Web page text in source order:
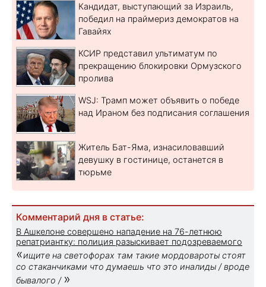
Кандидат, выступающий за Израиль,
победил на праймериз демократов на
Гавайях
КСИР представил ультиматум по
прекращению блокировки Ормузского
пролива
WSJ: Трамп может объявить о победе
над Ираном без подписания соглашения
Житель Бат-Яма, изнасиловавший
девушку в гостинице, останется в
тюрьме
Комментарий дня в статье:
В Ашкелоне совершено нападение на 76-летнюю
репатриантку: полиция разыскивает подозреваемого
«ищите на светофорах там такие мордовароты стоят
со стаканчиками что думаешь что это иналиды / вроде
бывалого / »